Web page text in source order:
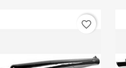
favorite_border